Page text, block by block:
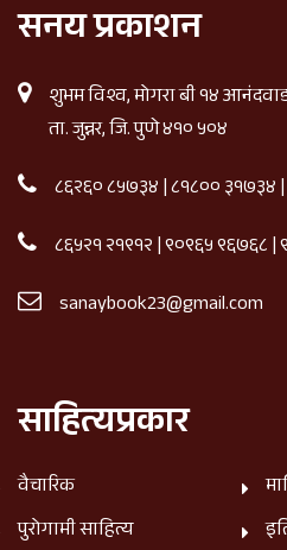
सनय प्रकाशन
शुभम विश्व, मोगरा बी १४
ता. जुन्नर, जि. पुणे ४१० ५०४
८६२६० ८५७३४|८१८०० ३१७३४|
८६५२१ २१९१२|९०९६५ ९६७६८|
sanaybook23@gmail.com
साहित्यप्रकार
वैचारिक
पुरोगामी साहित्य